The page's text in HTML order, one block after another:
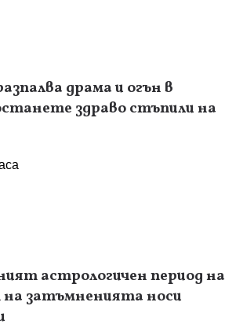
драма и огън в
здраво стъпили на
астрологичен период на
на затъмненията носи